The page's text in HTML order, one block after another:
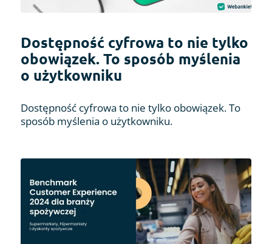
Dostępność cyfrowa to nie tylko
obowiązek. To sposób myślenia
o użytkowniku
Dostępność cyfrowa to nie tylko obowiązek. To
sposób myślenia o użytkowniku.